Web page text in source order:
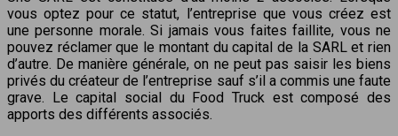
vous optez pour ce statut, l’entreprise que vous créez est
une personne morale. Si jamais vous faites faillite, vous ne
pouvez réclamer que le montant du capital de la SARL et rien
d’autre. De manière générale, on ne peut pas saisir les biens
privés du créateur de l’entreprise sauf s’il a commis une faute
grave. Le capital social du Food Truck est composé des
apports des différents associés.